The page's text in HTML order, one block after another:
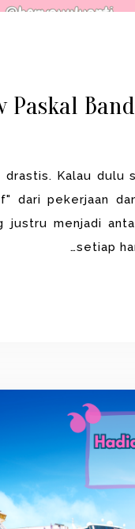
Paskal
Kalau dulu
dari pekerjaan
justru menjadi
setiap